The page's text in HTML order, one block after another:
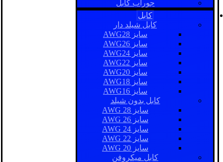
جوراب کابل
کابل
کابل شیلد دار
سایز AWG28
سایز AWG26
سایز AWG24
سایز AWG22
سایز AWG20
سایز AWG18
سایز AWG16
کابل بدون شیلد
سایز AWG 28
سایز AWG 26
سایز AWG 24
سایز AWG 22
سایز AWG 20
کابل میکروفن